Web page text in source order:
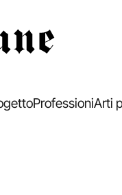
ProfessioniArti